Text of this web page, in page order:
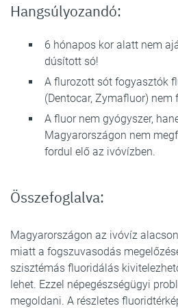
Hangsúlyozandó:
6 hónapos kor alatt nem
dúsított só!
A flurozott sót fogyasztók
(Dentocar, Zymafluor) nem
A fluor nem gyógyszer,
Magyarországon nem
fordul elő az ivóvízben.
Összefoglalva:
Magyarországon az ivóvíz
miatt a fogszuvasodás
szisztémás fluoridálás
lehet. Ezzel népegészségügyi
megoldani. A részletes